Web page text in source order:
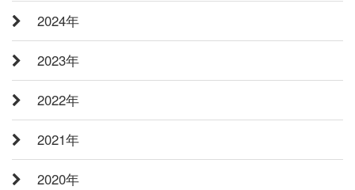
2024年
2023年
2022年
2021年
2020年